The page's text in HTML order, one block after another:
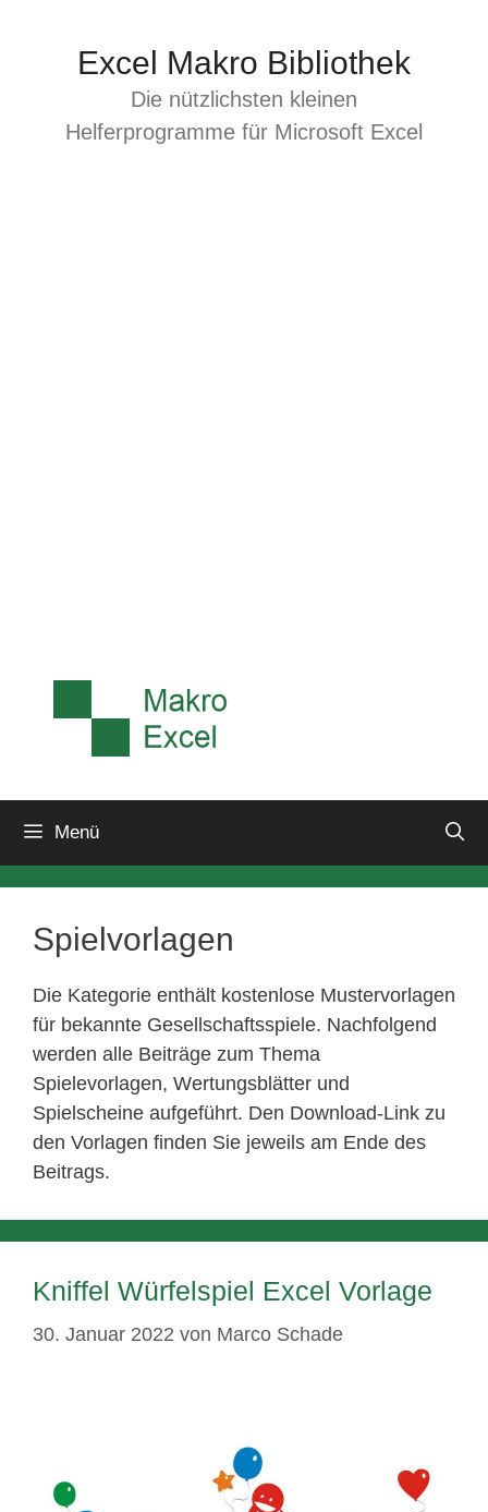
Excel Makro Bibliothek
Die nützlichsten kleinen
Helferprogramme für Microsoft Excel
Menü
Spielvorlagen
Die Kategorie enthält kostenlose Mustervorlagen
für bekannte Gesellschaftsspiele. Nachfolgend
werden alle Beiträge zum Thema
Spielevorlagen, Wertungsblätter und
Spielscheine aufgeführt. Den Download-Link zu
den Vorlagen finden Sie jeweils am Ende des
Beitrags.
Kniffel Würfelspiel Excel Vorlage
30. Januar 2022 von Marco Schade